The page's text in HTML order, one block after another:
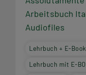
Arbeitsbuch
Audiofiles
Lehrbuch + E-Book
Lehrbuch mit E-